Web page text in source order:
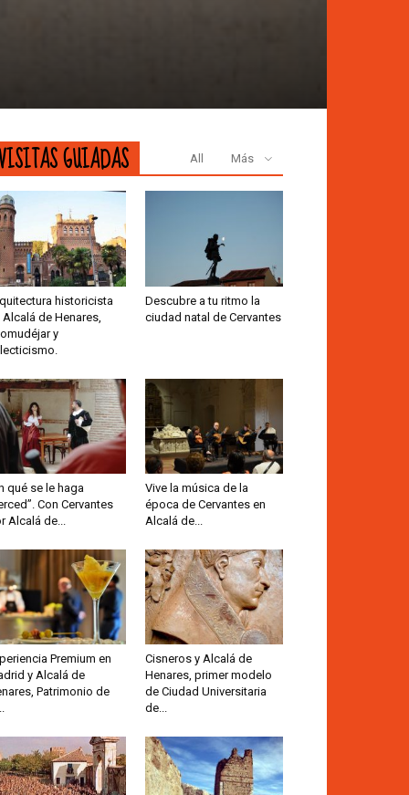
GUIADAS All Más
historicista
Alcalá de Henares,
y
Descubre a tu ritmo la
ciudad natal de Cervantes
qué se le haga
Con Cervantes
Alcalá de...
Vive la música de la
época de Cervantes en
Alcalá de...
Premium en
y Alcalá de
Patrimonio de
Cisneros y Alcalá de
Henares, primer modelo
de Ciudad Universitaria
de...